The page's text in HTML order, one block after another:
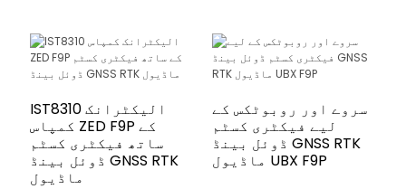
IST8310 الیکٹرانک
کمپاس ZED F9P کے
ساتھ فیکٹری کسٹم
ڈوئل بینڈ GNSS RTK
ماڈیول
سروے اور روبوٹکس کے
لیے فیکٹری کسٹم
ڈوئل بینڈ GNSS RTK
ماڈیول UBX F9P